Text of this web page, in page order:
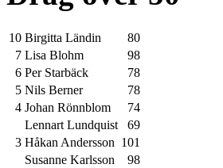
10 Birgitta Ländin
80
7 Lisa Blohm
98
6 Per Starbäck
78
5 Nils Berner
78
4 Johan Rönnblom
74
Lennart Lundquist
69
3 Håkan Andersson 101
Susanne Karlsson
98